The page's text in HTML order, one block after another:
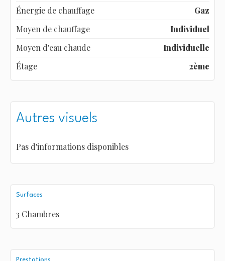
Énergie de chauffage
Gaz
Moyen de chauffage
Individuel
Moyen d'eau chaude
Individuelle
Étage
2ème
Autres visuels
Pas d'informations disponibles
Surfaces
3 Chambres
Prestations